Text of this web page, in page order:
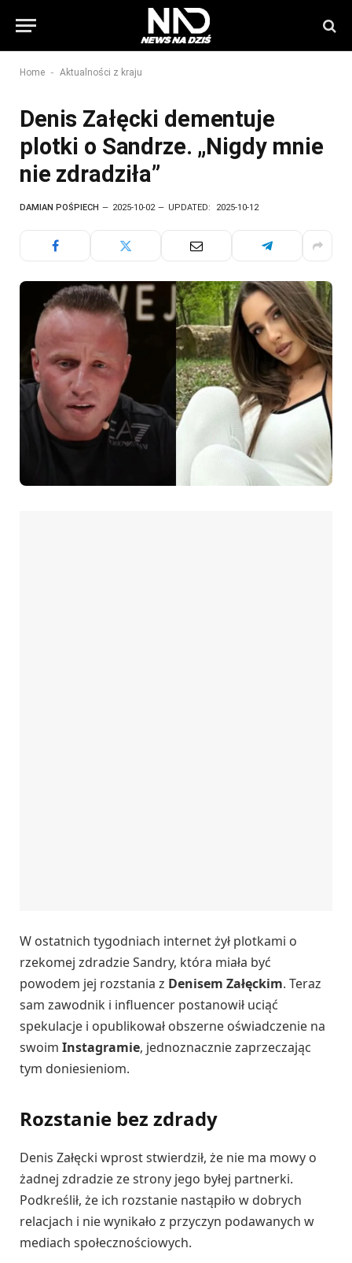
Home - Aktualności z kraju
Denis Załęcki dementuje
plotki o Sandrze. „Nigdy mnie
nie zdradziła”
DAMIAN POŚPIECH 2025-10-02 UPDATED: 2025-10-12
W ostatnich tygodniach internet żył plotkami o
rzekomej zdradzie Sandry, która miała być
powodem jej rozstania z Denisem Załęckim. Teraz
sam zawodnik i influencer postanowił uciąć
spekulacje i opublikował obszerne oświadczenie na
swoim Instagramie, jednoznacznie zaprzeczając
tym doniesieniom.
Rozstanie bez zdrady
Denis Załęcki wprost stwierdził, że nie ma mowy o
żadnej zdradzie ze strony jego byłej partnerki.
Podkreślił, że ich rozstanie nastąpiło w dobrych
relacjach i nie wynikało z przyczyn podawanych w
mediach społecznościowych.